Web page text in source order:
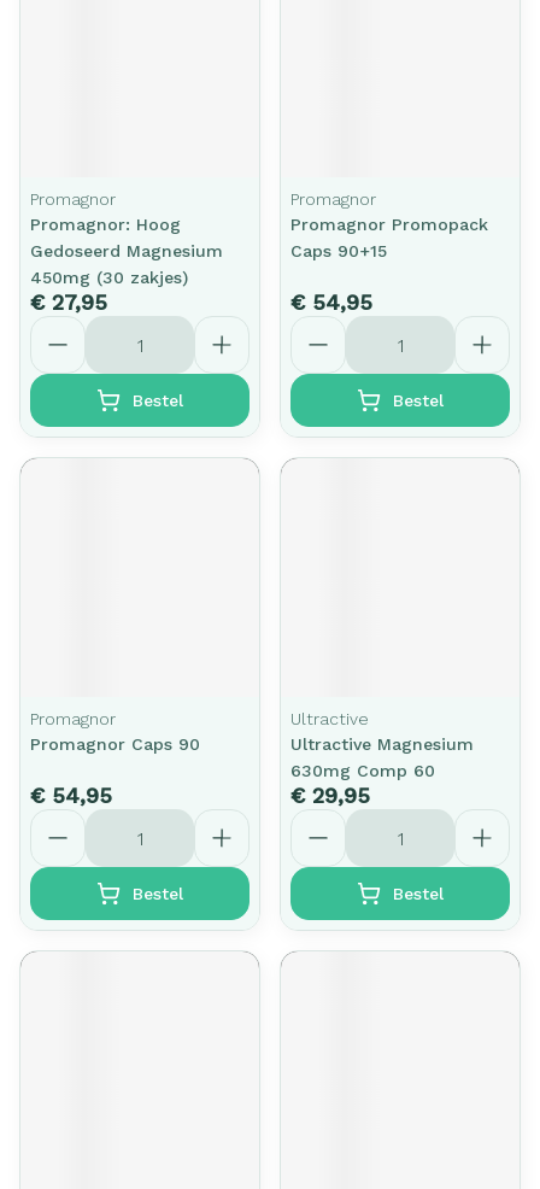
Promagnor
Promagnor: Hoog
Gedoseerd Magnesium
450mg (30 zakjes)
€ 27,95
Aantal
Bestel
Promagnor
Promagnor Promopack
Caps 90+15
€ 54,95
Aantal
Bestel
Promagnor
Promagnor Caps 90
€ 54,95
Aantal
Bestel
Ultractive
Ultractive Magnesium
630mg Comp 60
€ 29,95
Aantal
Bestel